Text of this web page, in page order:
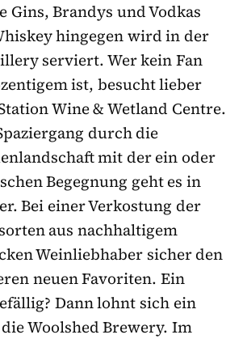
Gins, Brandys und Vodkas
hingegen wird in der
serviert. Wer kein Fan
ist, besucht lieber
Wine & Wetland Centre.
durch die
mit der ein oder
Begegnung geht es in
Bei einer Verkostung der
aus nachhaltigem
Weinliebhaber sicher den
neuen Favoriten. Ein
Dann lohnt sich ein
Woolshed Brewery. Im